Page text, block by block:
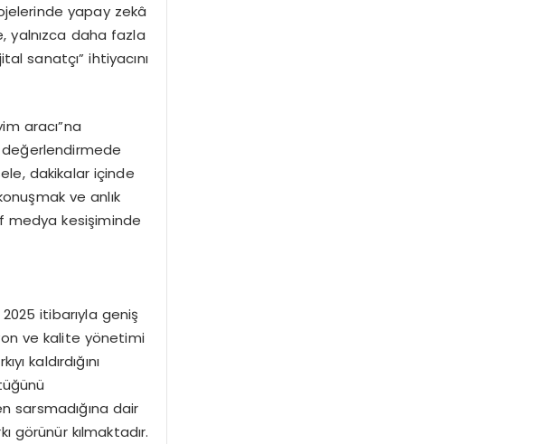
yapay zekâ
yalnızca daha fazla
sanatçı” ihtiyacını
aracı”na
dakikalar içinde
ve anlık
medya kesişiminde
itibarıyla geniş
ve kalite yönetimi
kaldırdığını
sarsmadığına dair
görünür kılmaktadır.